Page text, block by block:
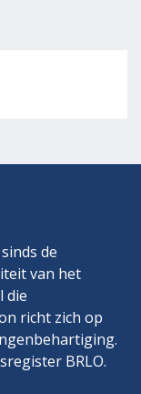
de
van het
die
richt zich op
BRLO.